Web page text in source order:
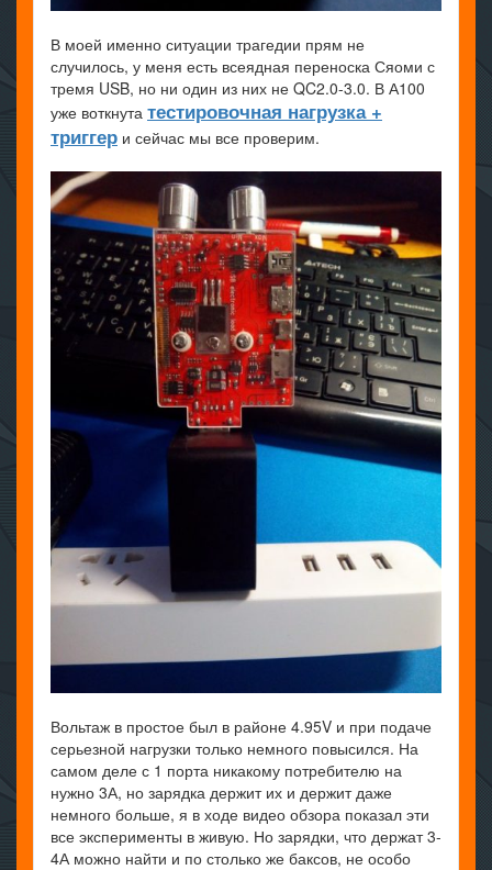
В моей именно ситуации трагедии прям не
случилось, у меня есть всеядная переноска Сяоми с
тремя USB, но ни один из них не QC2.0-3.0. В А100
уже воткнута тестировочная нагрузка +
триггер и сейчас мы все проверим.
Вольтаж в простое был в районе 4.95V и при подаче
серьезной нагрузки только немного повысился. На
самом деле с 1 порта никакому потребителю на
нужно 3А, но зарядка держит их и держит даже
немного больше, я в ходе видео обзора показал эти
все эксперименты в живую. Но зарядки, что держат 3-
4А можно найти и по столько же баксов, не особо